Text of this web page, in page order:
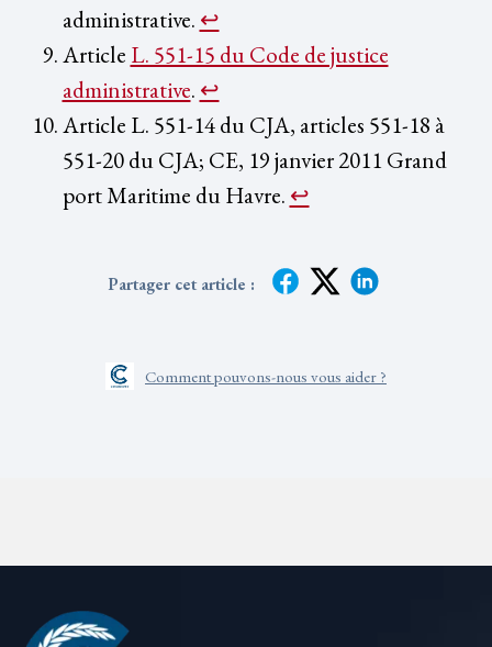
administrative. ↩︎
Article L. 551-15 du Code de justice
administrative. ↩︎
Article L. 551-14 du CJA, articles 551-18 à
551-20 du CJA; CE, 19 janvier 2011 Grand
port Maritime du Havre. ↩︎
Partager cet article :
Comment pouvons-nous vous aider ?